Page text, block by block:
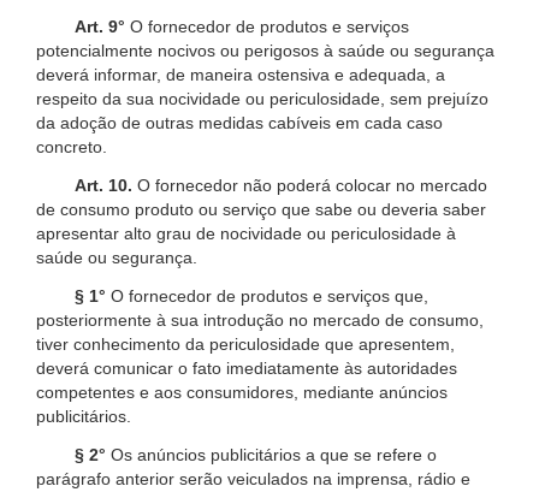
Art. 9° O fornecedor de produtos e serviços
potencialmente nocivos ou perigosos à saúde ou segurança
deverá informar, de maneira ostensiva e adequada, a
respeito da sua nocividade ou periculosidade, sem prejuízo
da adoção de outras medidas cabíveis em cada caso
concreto.
Art. 10. O fornecedor não poderá colocar no mercado
de consumo produto ou serviço que sabe ou deveria saber
apresentar alto grau de nocividade ou periculosidade à
saúde ou segurança.
§ 1° O fornecedor de produtos e serviços que,
posteriormente à sua introdução no mercado de consumo,
tiver conhecimento da periculosidade que apresentem,
deverá comunicar o fato imediatamente às autoridades
competentes e aos consumidores, mediante anúncios
publicitários.
§ 2° Os anúncios publicitários a que se refere o
parágrafo anterior serão veiculados na imprensa, rádio e